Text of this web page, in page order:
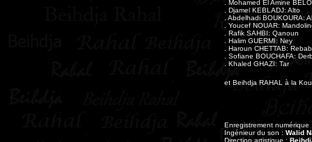
. Mohamed El Amine
. Djamel KEBLADJ: Alto
. Abdelhadi BOUKOURA:
. Youcef NOUAR:
. Rafik SAHBI: Qanoun
. Halim GUERMI: Ney
. Haroun CHETTAB: Rebab
. Sofiane BOUCHAFA:
. Khaled GHAZI: Tar
et Beihdja RAHAL à la
Enregistrement numérique
Ingénieur du son : Walid
Direction artistique :